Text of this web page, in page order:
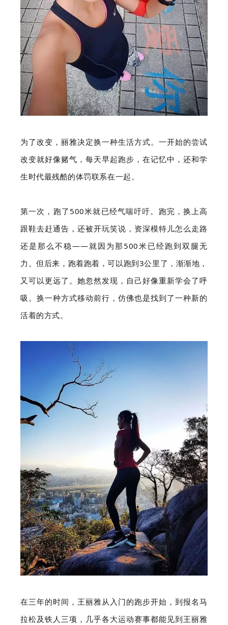
为了改变，丽雅决定换一种生活方式。一开始的尝试
改变就好像赌气，每天早起跑步，在记忆中，还和学
生时代最残酷的体罚联系在一起。
第一次，跑了500米就已经气喘吁吁。跑完，换上高
跟鞋去赶通告，还被开玩笑说，资深模特儿怎么走路
还是那么不稳——就因为那500米已经跑到双腿无
力。但后来，跑着跑着，可以跑到3公里了，渐渐地，
又可以更远了。她忽然发现，自己好像重新学会了呼
吸。换一种方式移动前行，仿佛也是找到了一种新的
活着的方式。
在三年的时间，王丽雅从入门的跑步开始，到报名马
拉松及铁人三项，几乎各大运动赛事都能见到王丽雅